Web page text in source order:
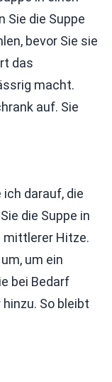
Sie die Suppe
bevor Sie sie
das
macht.
auf. Sie
darauf, die
die Suppe in
mittlerer Hitze.
um ein
bei Bedarf
So bleibt